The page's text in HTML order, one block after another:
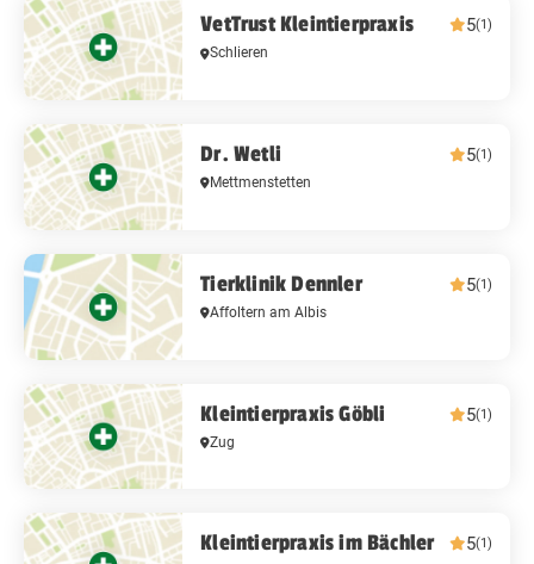
VetTrust Kleintierpraxis 5(1)
Schlieren
Dr. Wetli 5(1)
Mettmenstetten
Tierklinik Dennler 5(1)
Affoltern am Albis
Kleintierpraxis Göbli 5(1)
Zug
Kleintierpraxis im Bächler 5(1)